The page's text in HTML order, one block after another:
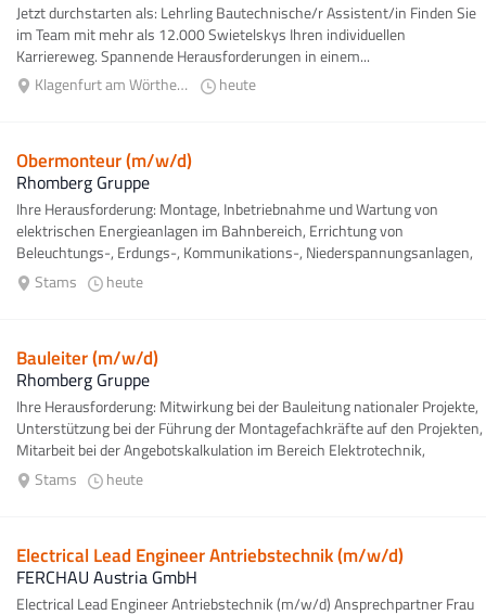
Jetzt durchstarten als: Lehrling Bautechnische/r Assistent/in Finden Sie
im Team mit mehr als 12.000 Swietelskys Ihren individuellen
Karriereweg. Spannende Herausforderungen in einem...
Klagenfurt am Wörthersee
heute
Obermonteur (m/w/d)
Rhomberg Gruppe
Ihre Herausforderung: Montage, Inbetriebnahme und Wartung von
elektrischen Energieanlagen im Bahnbereich, Errichtung von
Beleuchtungs-, Erdungs-, Kommunikations-, Niederspannungsanlagen,
Errichtung von Weichenheizungsanlagen...
Stams heute
Bauleiter (m/w/d)
Rhomberg Gruppe
Ihre Herausforderung: Mitwirkung bei der Bauleitung nationaler Projekte,
Unterstützung bei der Führung der Montagefachkräfte auf den Projekten,
Mitarbeit bei der Angebotskalkulation im Bereich Elektrotechnik,
Abstimmung...
Stams heute
Electrical Lead Engineer Antriebstechnik (m/w/d)
FERCHAU Austria GmbH
Electrical Lead Engineer Antriebstechnik (m/w/d) Ansprechpartner Frau